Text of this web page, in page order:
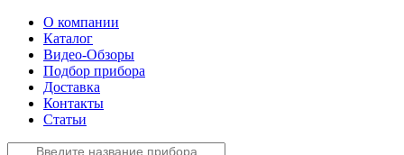
О компании
Каталог
Видео-Обзоры
Подбор прибора
Доставка
Контакты
Статьи